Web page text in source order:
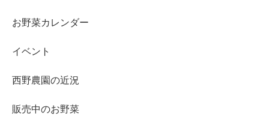
お野菜カレンダー
イベント
西野農園の近況
販売中のお野菜